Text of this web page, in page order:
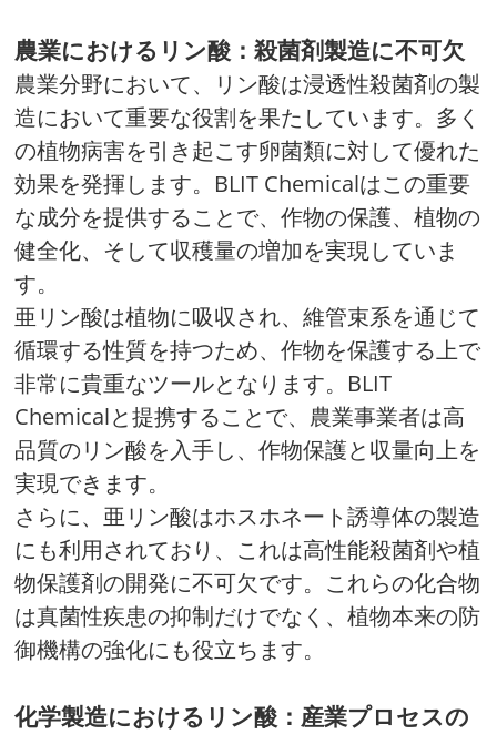
農業におけるリン酸：殺菌剤製造に不可欠
農業分野において、リン酸は浸透性殺菌剤の製
造において重要な役割を果たしています。多く
の植物病害を引き起こす卵菌類に対して優れた
効果を発揮します。BLIT Chemicalはこの重要
な成分を提供することで、作物の保護、植物の
健全化、そして収穫量の増加を実現していま
す。
亜リン酸は植物に吸収され、維管束系を通じて
循環する性質を持つため、作物を保護する上で
非常に貴重なツールとなります。BLIT
Chemicalと提携することで、農業事業者は高
品質のリン酸を入手し、作物保護と収量向上を
実現できます。
さらに、亜リン酸はホスホネート誘導体の製造
にも利用されており、これは高性能殺菌剤や植
物保護剤の開発に不可欠です。これらの化合物
は真菌性疾患の抑制だけでなく、植物本来の防
御機構の強化にも役立ちます。
化学製造におけるリン酸：産業プロセスの